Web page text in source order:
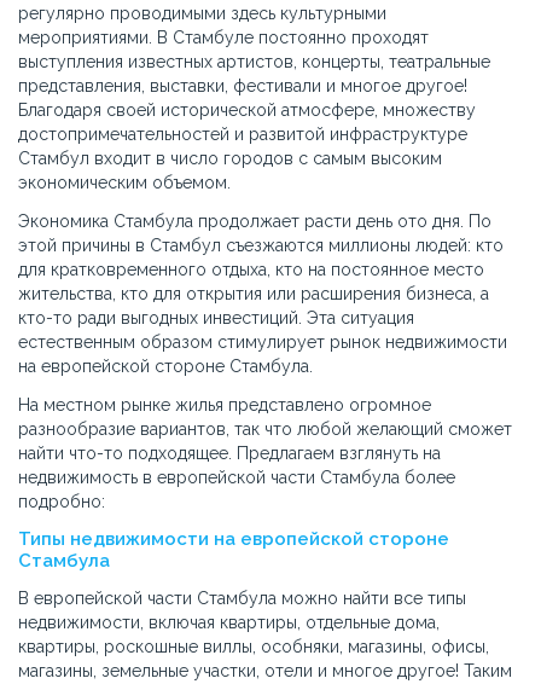
регулярно проводимыми здесь культурными
мероприятиями. В Стамбуле постоянно проходят
выступления известных артистов, концерты, театральные
представления, выставки, фестивали и многое другое!
Благодаря своей исторической атмосфере, множеству
достопримечательностей и развитой инфраструктуре
Стамбул входит в число городов с самым высоким
экономическим объемом.
Экономика Стамбула продолжает расти день ото дня. По
этой причины в Стамбул съезжаются миллионы людей: кто
для кратковременного отдыха, кто на постоянное место
жительства, кто для открытия или расширения бизнеса, а
кто-то ради выгодных инвестиций. Эта ситуация
естественным образом стимулирует рынок недвижимости
на европейской стороне Стамбула.
На местном рынке жилья представлено огромное
разнообразие вариантов, так что любой желающий сможет
найти что-то подходящее. Предлагаем взглянуть на
недвижимость в европейской части Стамбула более
подробно:
Типы недвижимости на европейской стороне
Стамбула
В европейской части Стамбула можно найти все типы
недвижимости, включая квартиры, отдельные дома,
квартиры, роскошные виллы, особняки, магазины, офисы,
магазины, земельные участки, отели и многое другое! Таким